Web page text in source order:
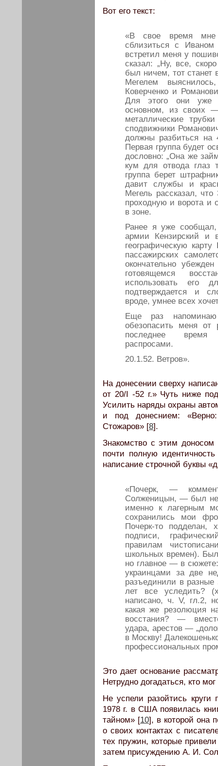
Вот его текст:
«В свое время
сблизиться с
встретил меня у
сказал: „Ну, все,
был ничем, тот станет
Мегелем
Коверченко и
Для этого они уже
основном, из своих
металлические
сподвижники
должны разбиться на
Первая группа будет
дословно: „Она же
кум для отвода глаз
группа берет
давит службы и
Мегель рассказал,
проходную и ворота и
в зоне.
Ранее я уже
армии Кензирский и
географическую
пассажирских
окончательно
готовящемся
использовать его
подтверждается и
вроде, умнее всех
Еще раз
обезопасить меня от
последнее время
распросами.
20.1.52. Ветров».
На донесении сверху
от 20/I -52 г.» Чуть ниже
Усилить наряды охраны
и под донеснием:
Стожаров» [8].
Знакомство с этим
почти полную
написание строчной буквы
«Почерк, —
Солженицын, — был
именно к лагерным
сохранились мои
Почерк-то
подписи,
правилам
школьных времен).
но главное — в
украинцами за две
разъединили в
лет все уследить?
написано, ч. V, гл.2,
какая же резолюция
восстания? —
удара, арестов —
в Москву!
профессиональных
Это дает основание
Нетрудно догадаться, кто
Не успели разойтись
1978 г. в США появилась
тайном» [10], в которой она
о своих контактах с
тех пружин, которые
затем присуждению А. И.